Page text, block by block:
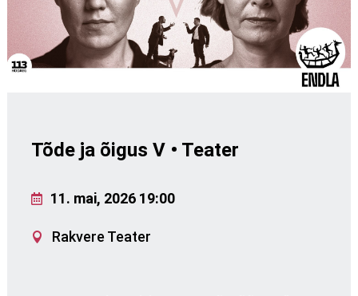
Tõde ja õigus V • Teater
11. mai, 2026 19:00
Rakvere Teater